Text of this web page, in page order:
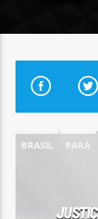
CURRENT TRACK
ARARA AZUL
BRASIL PARÁ